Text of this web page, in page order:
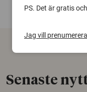
Senaste
PS. Det är gratis
Jag vill prenumerera